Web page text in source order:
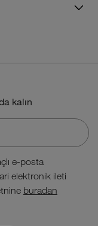
kalın
e-posta
elektronik ileti
buradan